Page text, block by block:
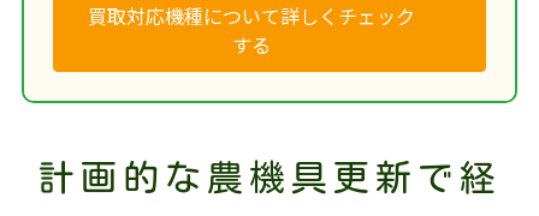
買取対応機種について詳しくチェック
する
計画的な農機具更新で経